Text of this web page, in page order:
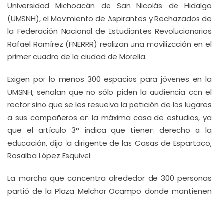
Universidad Michoacán de San Nicolás de Hidalgo
(UMSNH), el Movimiento de Aspirantes y Rechazados de
la Federación Nacional de Estudiantes Revolucionarios
Rafael Ramírez (FNERRR) realizan una movilización en el
primer cuadro de la ciudad de Morelia.
Exigen por lo menos 300 espacios para jóvenes en la
UMSNH, señalan que no sólo piden la audiencia con el
rector sino que se les resuelva la petición de los lugares
a sus compañeros en la máxima casa de estudios, ya
que el artículo 3° indica que tienen derecho a la
educación, dijo la dirigente de las Casas de Espartaco,
Rosalba López Esquivel.
La marcha que concentra alrededor de 300 personas
partió de la Plaza Melchor Ocampo donde mantienen